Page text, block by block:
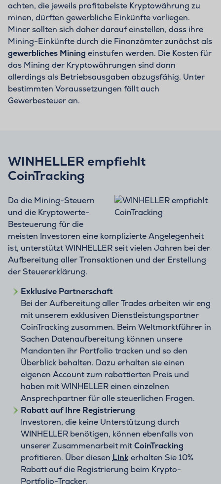
achten, die jeweils profitabelste Kryptowährung zu
minen, dürften gewerbliche Einkünfte vorliegen.
Miner sollten sich daher darauf einstellen, dass ihre
Mining-Einkünfte durch die Finanzämter zunächst als
gewerbliches Mining einstufen werden. Die Kosten für
das Mining der Kryptowährungen sind dann
allerdings als Betriebsausgaben abzugsfähig. Unter
bestimmten Voraussetzungen fällt auch
Gewerbesteuer an.
WINHELLER empfiehlt
CoinTracking
Da die Mining-Steuern
und die Kryptowerte-
Besteuerung für die
meisten Investoren eine komplizierte Angelegenheit
ist, unterstützt WINHELLER seit vielen Jahren bei der
Aufbereitung aller Transaktionen und der Erstellung
der Steuererklärung.
Exklusive Partnerschaft
Bei der Aufbereitung aller Trades arbeiten wir eng
mit unserem exklusiven Dienstleistungspartner
CoinTracking zusammen. Beim Weltmarktführer in
Sachen Datenaufbereitung können unsere
Mandanten ihr Portfolio tracken und so den
Überblick behalten. Dazu erhalten sie einen
eigenen Account zum rabattierten Preis und
haben mit WINHELLER einen einzelnen
Ansprechpartner für alle steuerlichen Fragen.
Rabatt auf Ihre Registrierung
Investoren, die keine Unterstützung durch
WINHELLER benötigen, können ebenfalls von
unserer Zusammenarbeit mitCoinTracking
profitieren. Über diesen Linkerhalten Sie 10%
Rabatt auf die Registrierung beim Krypto-
Portfolio-Tracker.